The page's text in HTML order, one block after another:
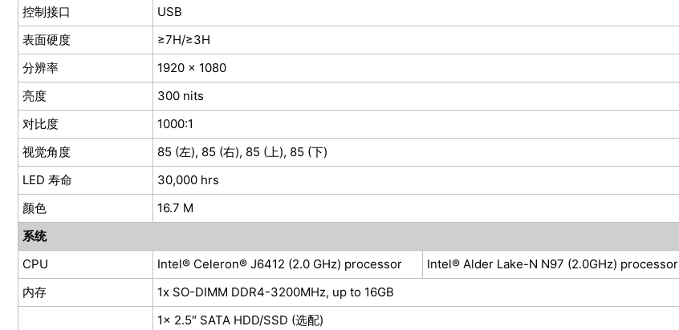
控制接口
USB
表面硬度
≥7H/≥3H
分辨率
1920 x 1080
亮度
300 nits
对比度
1000:1
视觉角度
85 (左), 85 (右), 85 (上), 85 (下)
LED 寿命
30,000 hrs
颜色
16.7 M
系统
CPU
Intel® Celeron® J6412 (2.0 GHz) processor Intel® Alder Lake-N N97 (2.0GHz) processor
内存
1x SO-DIMM DDR4-3200MHz, up to 16GB
1x 2.5″ SATA HDD/SSD (选配)